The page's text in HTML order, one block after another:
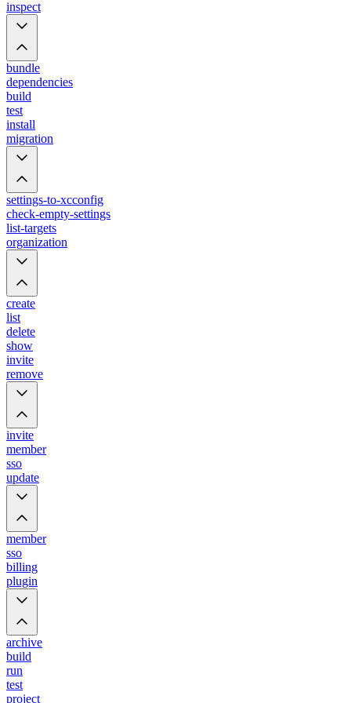
inspect
bundle
dependencies
build
test
install
migration
settings-to-xcconfig
check-empty-settings
list-targets
organization
create
list
delete
show
invite
remove
invite
member
sso
update
member
sso
billing
plugin
archive
build
run
test
project